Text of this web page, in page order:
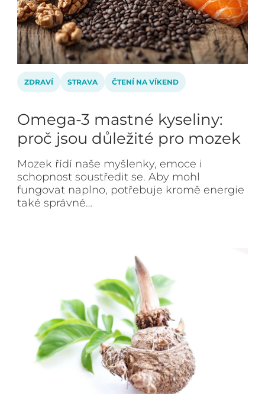
ZDRAVÍ STRAVA ČTENÍ NA VÍKEND
Omega-3 mastné kyseliny:
proč jsou důležité pro mozek
Mozek řídí naše myšlenky, emoce i
schopnost soustředit se. Aby mohl
fungovat naplno, potřebuje kromě energie
také správné…